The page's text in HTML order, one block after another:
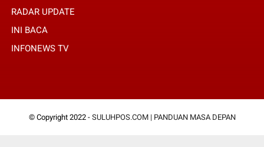
RADAR UPDATE
INI BACA
INFONEWS TV
© Copyright 2022 - SULUHPOS.COM | PANDUAN MASA DEPAN